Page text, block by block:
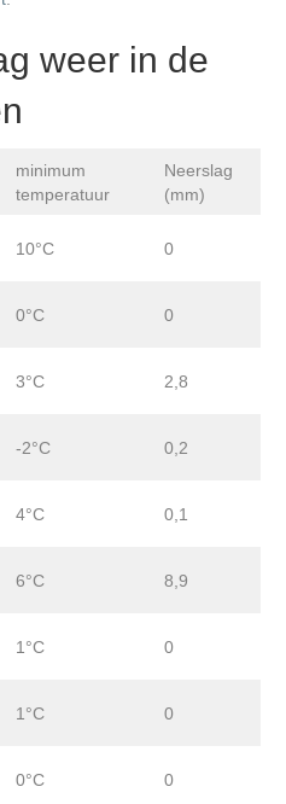
weer in de
minimum
temperatuur
Neerslag
(mm)
10°C 0
0°C 0
3°C 2,8
-2°C 0,2
4°C 0,1
6°C 8,9
1°C 0
1°C 0
0°C 0